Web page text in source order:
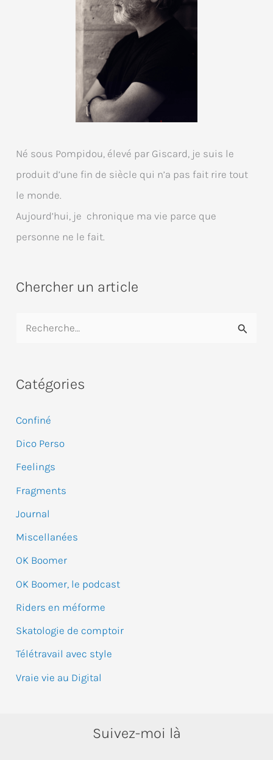
Né sous Pompidou, élevé par Giscard, je suis le
produit d’une fin de siècle qui n’a pas fait rire tout
le monde.
Aujourd’hui, je chronique ma vie parce que
personne ne le fait.
Chercher un article
h
r
c
h
e
r
Catégories
Confiné
Dico Perso
Feelings
Fragments
Journal
Miscellanées
OK Boomer
OK Boomer, le podcast
Riders en méforme
Skatologie de comptoir
Télétravail avec style
Vraie vie au Digital
Suivez-moi là